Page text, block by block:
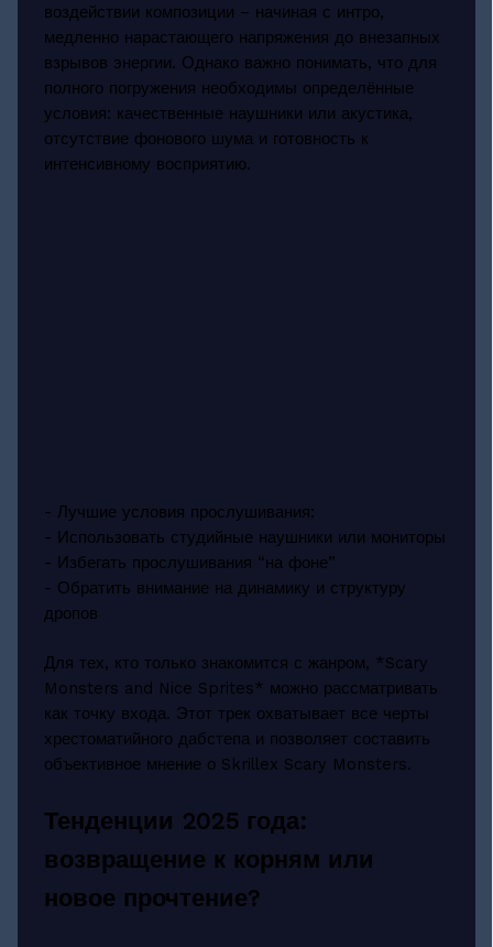
воздействии композиции – начиная с интро,
медленно нарастающего напряжения до внезапных
взрывов энергии. Однако важно понимать, что для
полного погружения необходимы определённые
условия: качественные наушники или акустика,
отсутствие фонового шума и готовность к
интенсивному восприятию.
- Лучшие условия прослушивания:
- Использовать студийные наушники или мониторы
- Избегать прослушивания “на фоне”
- Обратить внимание на динамику и структуру
дропов
Для тех, кто только знакомится с жанром, *Scary
Monsters and Nice Sprites* можно рассматривать
как точку входа. Этот трек охватывает все черты
хрестоматийного дабстепа и позволяет составить
объективное мнение о Skrillex Scary Monsters.
Тенденции 2025 года:
возвращение к корням или
новое прочтение?